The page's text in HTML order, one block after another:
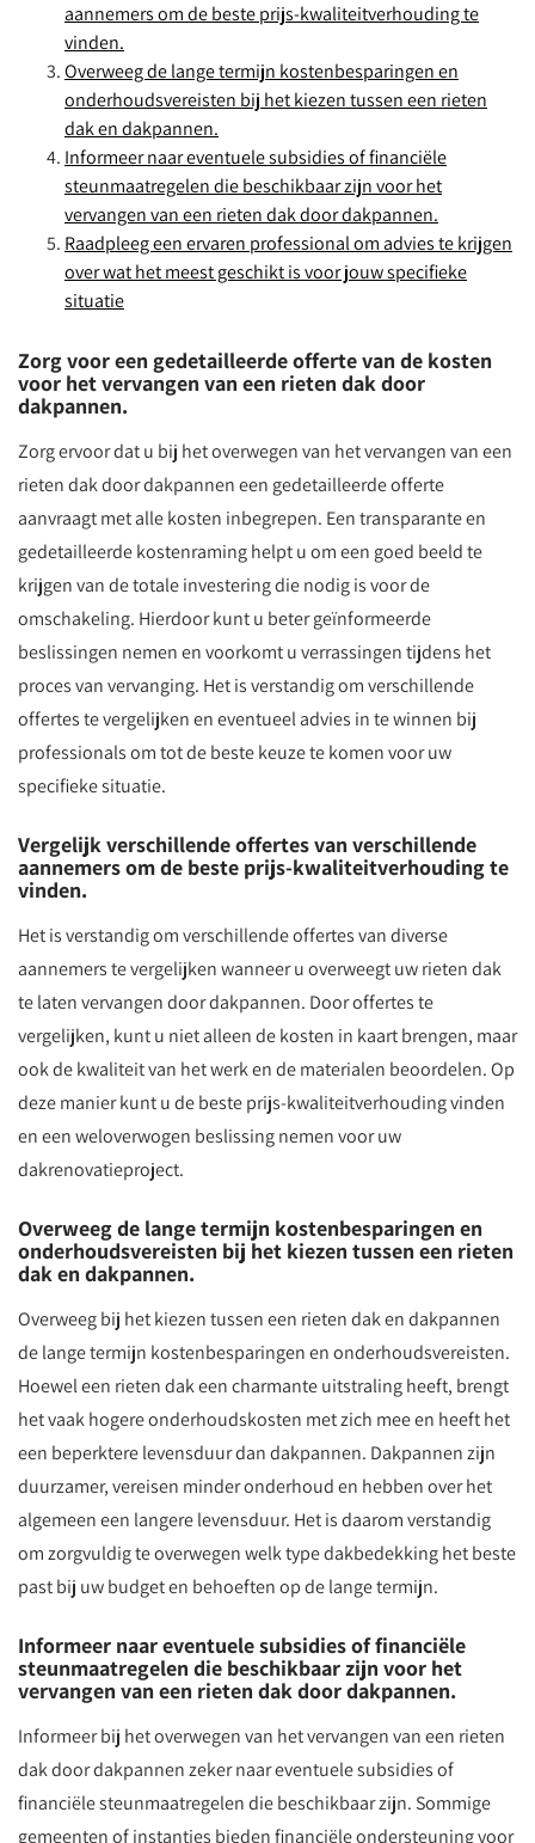
aannemers om de beste prijs-kwaliteitverhouding te
vinden.
Overweeg de lange termijn kostenbesparingen en
onderhoudsvereisten bij het kiezen tussen een rieten
dak en dakpannen.
Informeer naar eventuele subsidies of financiële
steunmaatregelen die beschikbaar zijn voor het
vervangen van een rieten dak door dakpannen.
Raadpleeg een ervaren professional om advies te krijgen
over wat het meest geschikt is voor jouw specifieke
situatie
Zorg voor een gedetailleerde offerte van de kosten
voor het vervangen van een rieten dak door
dakpannen.
Zorg ervoor dat u bij het overwegen van het vervangen van een
rieten dak door dakpannen een gedetailleerde offerte
aanvraagt met alle kosten inbegrepen. Een transparante en
gedetailleerde kostenraming helpt u om een goed beeld te
krijgen van de totale investering die nodig is voor de
omschakeling. Hierdoor kunt u beter geïnformeerde
beslissingen nemen en voorkomt u verrassingen tijdens het
proces van vervanging. Het is verstandig om verschillende
offertes te vergelijken en eventueel advies in te winnen bij
professionals om tot de beste keuze te komen voor uw
specifieke situatie.
Vergelijk verschillende offertes van verschillende
aannemers om de beste prijs-kwaliteitverhouding te
vinden.
Het is verstandig om verschillende offertes van diverse
aannemers te vergelijken wanneer u overweegt uw rieten dak
te laten vervangen door dakpannen. Door offertes te
vergelijken, kunt u niet alleen de kosten in kaart brengen, maar
ook de kwaliteit van het werk en de materialen beoordelen. Op
deze manier kunt u de beste prijs-kwaliteitverhouding vinden
en een weloverwogen beslissing nemen voor uw
dakrenovatieproject.
Overweeg de lange termijn kostenbesparingen en
onderhoudsvereisten bij het kiezen tussen een rieten
dak en dakpannen.
Overweeg bij het kiezen tussen een rieten dak en dakpannen
de lange termijn kostenbesparingen en onderhoudsvereisten.
Hoewel een rieten dak een charmante uitstraling heeft, brengt
het vaak hogere onderhoudskosten met zich mee en heeft het
een beperktere levensduur dan dakpannen. Dakpannen zijn
duurzamer, vereisen minder onderhoud en hebben over het
algemeen een langere levensduur. Het is daarom verstandig
om zorgvuldig te overwegen welk type dakbedekking het beste
past bij uw budget en behoeften op de lange termijn.
Informeer naar eventuele subsidies of financiële
steunmaatregelen die beschikbaar zijn voor het
vervangen van een rieten dak door dakpannen.
Informeer bij het overwegen van het vervangen van een rieten
dak door dakpannen zeker naar eventuele subsidies of
financiële steunmaatregelen die beschikbaar zijn. Sommige
gemeenten of instanties bieden financiële ondersteuning voor